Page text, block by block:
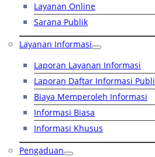
Layanan Online
Sarana Publik
Layanan Informasi
Laporan Layanan Informasi
Laporan Daftar Informasi
Biaya Memperoleh Informasi
Informasi Biasa
Informasi Khusus
Pengaduan